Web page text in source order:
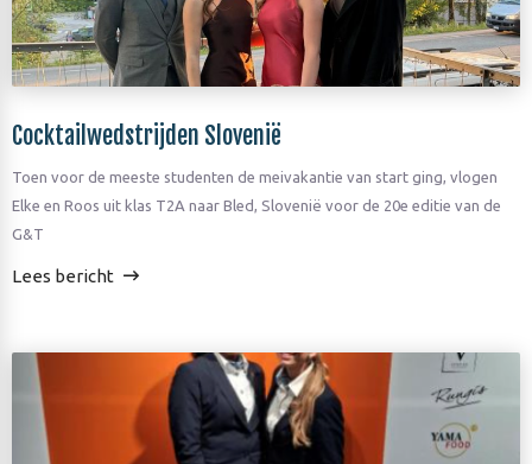
Cocktailwedstrijden Slovenië
Toen voor de meeste studenten de meivakantie van start ging, vlogen
Elke en Roos uit klas T2A naar Bled, Slovenië voor de 20e editie van de
G&T
Lees bericht